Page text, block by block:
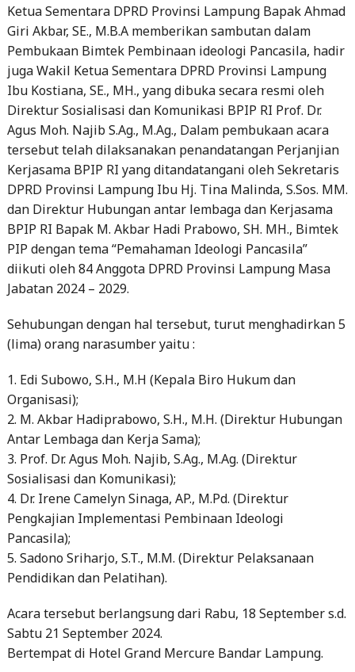
Ketua Sementara DPRD Provinsi Lampung Bapak Ahmad
Giri Akbar, SE., M.B.A memberikan sambutan dalam
Pembukaan Bimtek Pembinaan ideologi Pancasila, hadir
juga Wakil Ketua Sementara DPRD Provinsi Lampung
Ibu Kostiana, SE., MH., yang dibuka secara resmi oleh
Direktur Sosialisasi dan Komunikasi BPIP RI Prof. Dr.
Agus Moh. Najib S.Ag., M.Ag., Dalam pembukaan acara
tersebut telah dilaksanakan penandatangan Perjanjian
Kerjasama BPIP RI yang ditandatangani oleh Sekretaris
DPRD Provinsi Lampung Ibu Hj. Tina Malinda, S.Sos. MM.
dan Direktur Hubungan antar lembaga dan Kerjasama
BPIP RI Bapak M. Akbar Hadi Prabowo, SH. MH., Bimtek
PIP dengan tema “Pemahaman Ideologi Pancasila”
diikuti oleh 84 Anggota DPRD Provinsi Lampung Masa
Jabatan 2024 – 2029.
Sehubungan dengan hal tersebut, turut menghadirkan 5
(lima) orang narasumber yaitu :
1. Edi Subowo, S.H., M.H (Kepala Biro Hukum dan
Organisasi);
2. M. Akbar Hadiprabowo, S.H., M.H. (Direktur Hubungan
Antar Lembaga dan Kerja Sama);
3. Prof. Dr. Agus Moh. Najib, S.Ag., M.Ag. (Direktur
Sosialisasi dan Komunikasi);
4. Dr. Irene Camelyn Sinaga, AP., M.Pd. (Direktur
Pengkajian Implementasi Pembinaan Ideologi
Pancasila);
5. Sadono Sriharjo, S.T., M.M. (Direktur Pelaksanaan
Pendidikan dan Pelatihan).
Acara tersebut berlangsung dari Rabu, 18 September s.d.
Sabtu 21 September 2024.
Bertempat di Hotel Grand Mercure Bandar Lampung.